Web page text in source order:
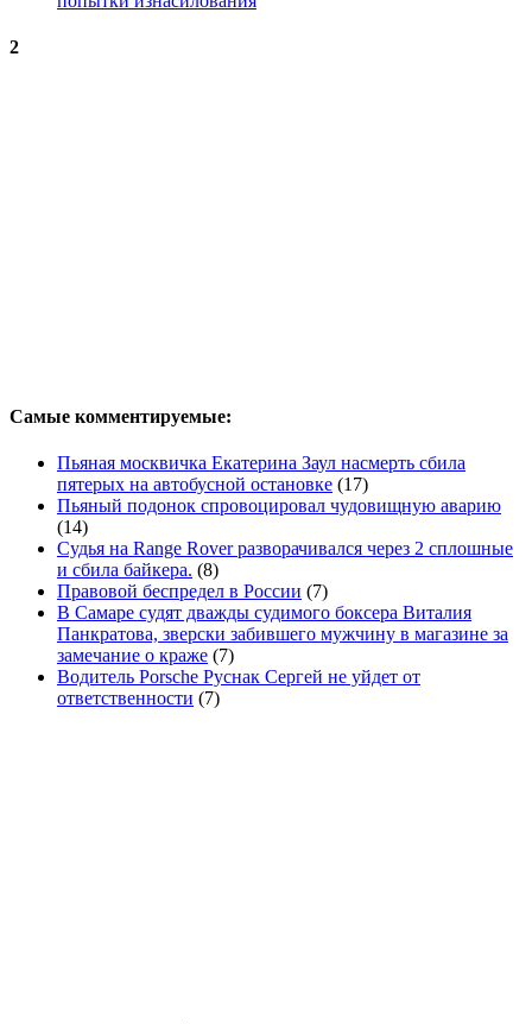
2
Самые комментируемые:
Пьяная москвичка Екатерина Заул насмерть сбила
пятерых на автобусной остановке (17)
Пьяный подонок спровоцировал чудовищную аварию
(14)
Судья на Range Rover разворачивался через 2 сплошные
и сбила байкера. (8)
Правовой беспредел в России (7)
В Самаре судят дважды судимого боксера Виталия
Панкратова, зверски забившего мужчину в магазине за
замечание о краже (7)
Водитель Porsche Руснак Сергей не уйдет от
ответственности (7)